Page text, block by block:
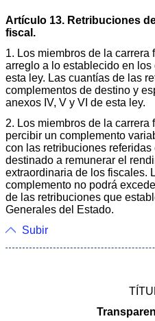
Artículo 13. Retribuciones
fiscal.
1. Los miembros de la carrera
arreglo a lo establecido en
esta ley. Las cuantías de las
complementos de destino y
anexos IV, V y VI de esta ley.
2. Los miembros de la carrera
percibir un complemento
con las retribuciones referidas
destinado a remunerar el
extraordinaria de los fiscales.
complemento no podrá
de las retribuciones que
Generales del Estado.
Subir